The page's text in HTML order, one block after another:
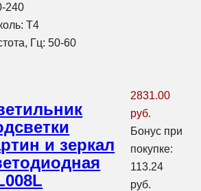
240
T4
Гц: 50-60
и зеркал
2831.00
руб.
Бонус при
покупке:
113.24
руб.